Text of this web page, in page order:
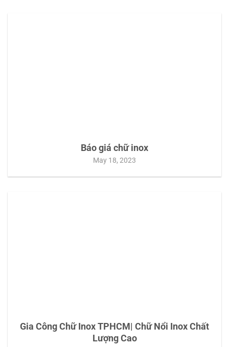
Báo giá chữ inox
May 18, 2023
Gia Công Chữ Inox TPHCM| Chữ Nổi Inox Chất
Lượng Cao